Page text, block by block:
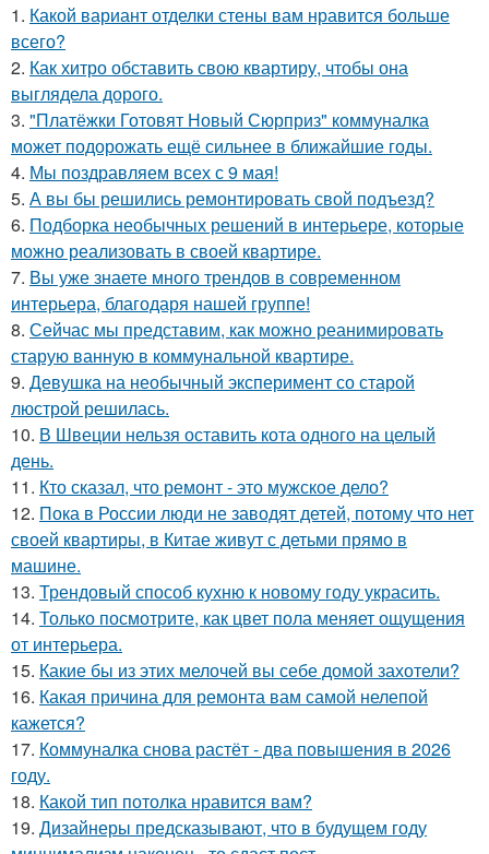
1. Какой вариант отделки стены вам нравится больше
всего?
2. Как хитро обставить свою квартиру, чтобы она
выглядела дорого.
3. "Платёжки Готовят Новый Сюрприз" коммуналка
может подорожать ещё сильнее в ближайшие годы.
4. Мы поздравляем всех с 9 мая!
5. А вы бы решились ремонтировать свой подъезд?
6. Подборка необычных решений в интерьере, которые
можно реализовать в своей квартире.
7. Вы уже знаете много трендов в современном
интерьера, благодаря нашей группе!
8. Сейчас мы представим, как можно реанимировать
старую ванную в коммунальной квартире.
9. Девушка на необычный эксперимент со старой
люстрой решилась.
10. В Швеции нельзя оставить кота одного на целый
день.
11. Кто сказал, что ремонт - это мужское дело?
12. Пока в России люди не заводят детей, потому что нет
своей квартиры, в Китае живут с детьми прямо в
машине.
13. Трендовый способ кухню к новому году украсить.
14. Только посмотрите, как цвет пола меняет ощущения
от интерьера.
15. Какие бы из этих мелочей вы себе домой захотели?
16. Какая причина для ремонта вам самой нелепой
кажется?
17. Коммуналка снова растёт - два повышения в 2026
году.
18. Какой тип потолка нравится вам?
19. Дизайнеры предсказывают, что в будущем году